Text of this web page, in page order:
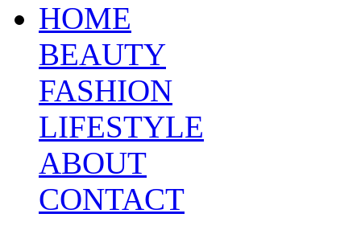
HOME
BEAUTY
FASHION
LIFESTYLE
ABOUT
CONTACT